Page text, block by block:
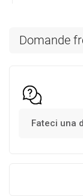
Domande
Fateci una